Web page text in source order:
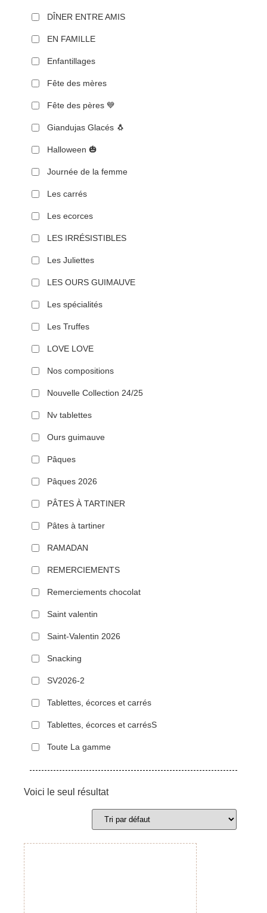
DÎNER ENTRE AMIS
EN FAMILLE
Enfantillages
Fête des mères
Fête des pères 💙
Giandujas Glacés 🐧
Halloween 🎃
Journée de la femme
Les carrés
Les ecorces
LES IRRÉSISTIBLES
Les Juliettes
LES OURS GUIMAUVE
Les spécialités
Les Truffes
LOVE LOVE
Nos compositions
Nouvelle Collection 24/25
Nv tablettes
Ours guimauve
Pâques
Pâques 2026
PÂTES À TARTINER
Pâtes à tartiner
RAMADAN
REMERCIEMENTS
Remerciements chocolat
Saint valentin
Saint-Valentin 2026
Snacking
SV2026-2
Tablettes, écorces et carrés
Tablettes, écorces et carrésS
Toute La gamme
Voici le seul résultat